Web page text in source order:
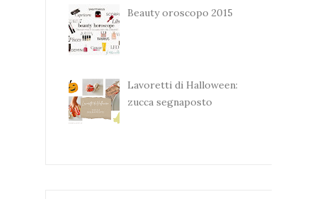
Beauty oroscopo 2015
Lavoretti di Halloween:
zucca segnaposto